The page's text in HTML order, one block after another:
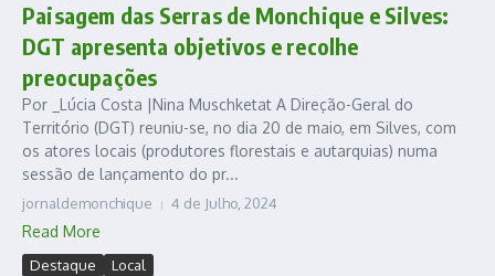
Paisagem das Serras de Monchique e Silves:
DGT apresenta objetivos e recolhe
preocupações
Por _Lúcia Costa |Nina Muschketat A Direção-Geral do
Território (DGT) reuniu-se, no dia 20 de maio, em Silves, com
os atores locais (produtores florestais e autarquias) numa
sessão de lançamento do pr...
jornaldemonchique 4 de Julho, 2024
Read More
Destaque Local